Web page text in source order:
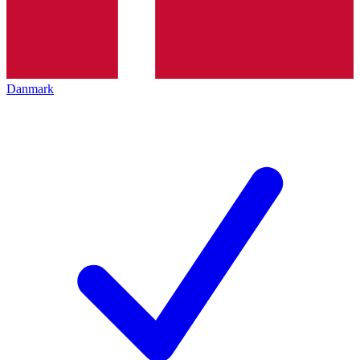
Danmark